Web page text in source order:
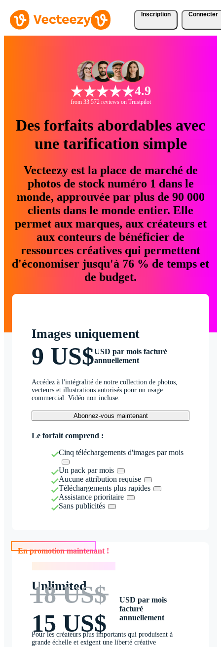
Inscription Connecter
4.9
from 33 572 reviews on Trustpilot
Des forfaits abordables avec
une tarification simple
Vecteezy est la place de marché de
photos de stock numéro 1 dans le
monde, approuvée par plus de 90 000
clients dans le monde entier. Elle
permet aux marques, aux créateurs et
aux conteurs de bénéficier de
ressources créatives qui permettent
d'économiser jusqu'à 76 % de temps et
de budget.
Images uniquement
9 US$USD par mois facturé
annuellement
Accédez à l'intégralité de notre collection de photos,
vecteurs et illustrations autorisés pour un usage
commercial. Vidéo non incluse.
Abonnez-vous maintenant
Le forfait comprend :
Cinq téléchargements d'images par mois
Un pack par mois
Aucune attribution requise
Téléchargements plus rapides
Assistance prioritaire
Sans publicités
En promotion maintenant !
Unlimited
18 US$
15 US$
USD par mois
facturé
annuellement
Pour les créateurs plus importants qui produisent à
grande échelle et exigent une liberté créative